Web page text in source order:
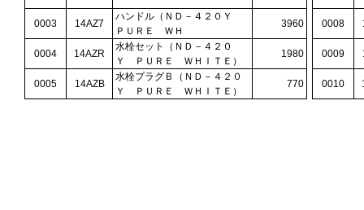
0003 14AZ7
ハンドル（ＮＤ－４２０Ｙ
ＰＵＲＥ ＷＨ
3960 0008
0004 14AZR
水栓セット（ＮＤ－４２０
Ｙ ＰＵＲＥ ＷＨＩＴＥ）
1980 0009
0005 14AZB
水栓プラグＢ（ＮＤ－４２０
Ｙ ＰＵＲＥ ＷＨＩＴＥ）
770 0010